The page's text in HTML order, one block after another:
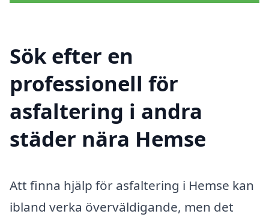
Sök efter en
professionell för
asfaltering i andra
städer nära Hemse
Att finna hjälp för asfaltering i Hemse kan
ibland verka överväldigande, men det